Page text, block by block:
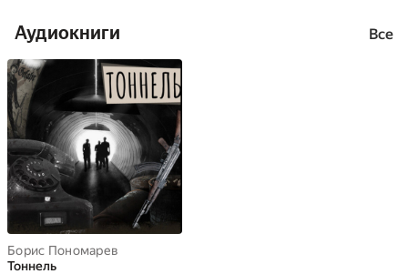
Аудиокниги Все
Борис Пономарев
Тоннель